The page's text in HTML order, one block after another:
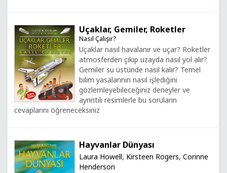
Uçaklar, Gemiler, Roketler
Nasıl Çalışır?
Uçaklar nasıl havalanır ve uçar? Roketler
atmosferden çıkıp uzayda nasıl yol alır?
Gemiler su üstünde nasıl kalır? Temel
bilim yasalarının nasıl işlediğini
gözlemleyebileceğiniz deneyler ve
ayrıntılı resimlerle bu soruların
cevaplarını öğreneceksiniz
Hayvanlar Dünyası
Laura Howell, Kirsteen Rogers, Corinne
Henderson